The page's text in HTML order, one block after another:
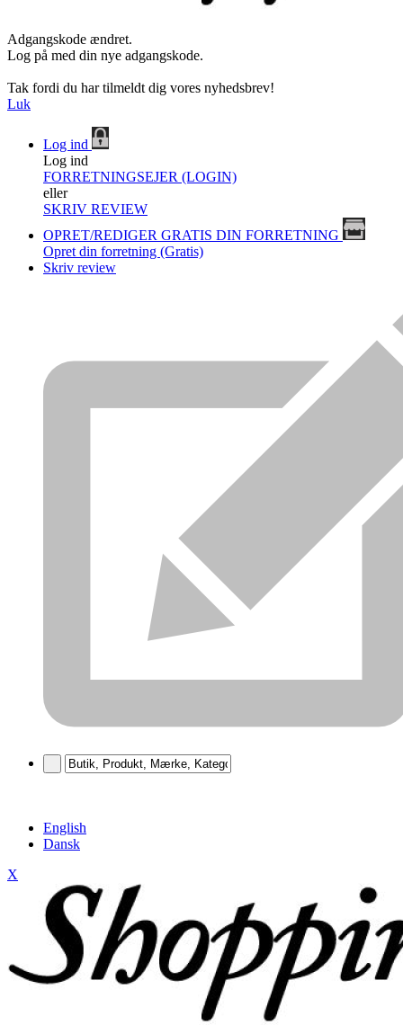
Adgangskode ændret.
Log på med din nye adgangskode.
Tak fordi du har tilmeldt dig vores nyhedsbrev!
Luk
Log ind
Log ind
FORRETNINGSEJER (LOGIN)
eller
SKRIV REVIEW
OPRET/REDIGER GRATIS DIN FORRETNING
Opret din forretning (Gratis)
Skriv review
English
Dansk
X